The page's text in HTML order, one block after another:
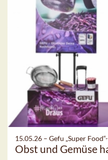
15.05.26 – Gefu „Super
Obst und Gemüse